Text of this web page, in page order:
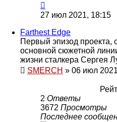
27 июл 2021, 18:15
Farthest Edge
Первый эпизод проекта,
основной сюжетной
жизни сталкера Сергея
SMERCH » 06 июл
2 Ответы
3672 Просмотры
Последнее